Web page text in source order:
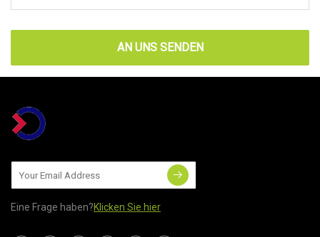
AN UNS SENDEN
Eine Frage haben?Klicken Sie hier